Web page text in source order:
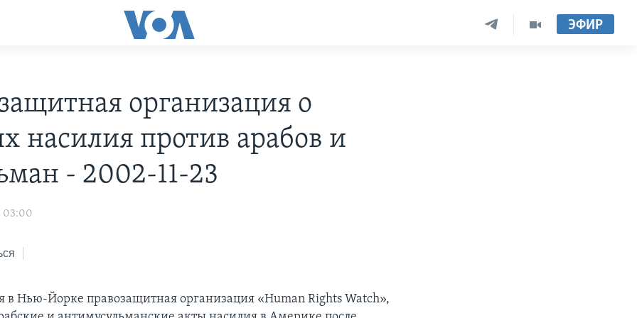
ЭФИР
организация о
насилия против арабов и
- 2002-11-23
03:00
в Нью-Йорке правозащитная организация «Human Rights Watch»,